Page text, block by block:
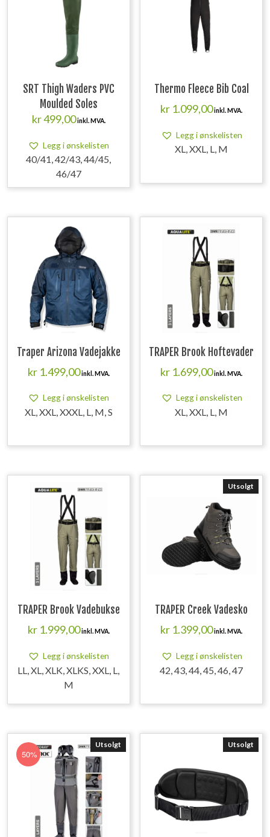
SRT Thigh Waders PVC
Moulded Soles
kr499,00inkl. MVA.
Legg i ønskelisten
40/41, 42/43, 44/45,
46/47
Thermo Fleece Bib Coal
kr 1.099,00inkl. MVA.
Legg i ønskelisten
XL, XXL, L, M
Traper Arizona Vadejakke
kr1.499,00inkl. MVA.
Legg i ønskelisten
XL, XXL, XXXL, L, M, S
TRAPER Brook Hoftevader
kr 1.699,00inkl. MVA.
Legg i ønskelisten
XL, XXL, L, M
TRAPER Brook Vadebukse
kr1.999,00inkl. MVA.
Legg i ønskelisten
LL, XL, XLK, XLKS, XXL, L,
M
Utsolgt
TRAPER Creek Vadesko
kr 1.399,00inkl. MVA.
Legg i ønskelisten
42, 43, 44, 45, 46, 47
50%
Utsolgt Utsolgt